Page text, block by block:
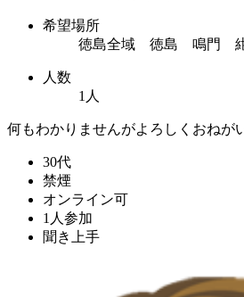
希望場所
徳島全域 徳島 鳴門
人数
1人
何もわかりませんがよろしくおねが
30代
禁煙
オンライン可
1人参加
聞き上手